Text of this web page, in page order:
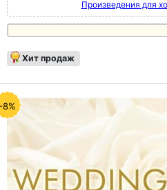
Произведения для
Хит продаж
8%